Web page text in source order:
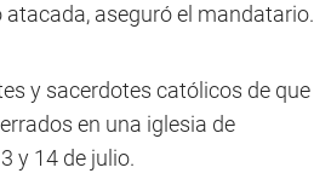
aseguró el mandatario.
y sacerdotes católicos de que
en una iglesia de
y 14 de julio.